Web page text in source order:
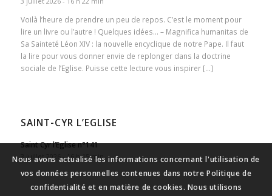
Voilà l’heure de prendre un peu de repos. C’est le moment pour
lire un livre ou l’autre ! Quelques idées… – Magnifica humanitas de
Sa Sainteté Léon XIV : la nouvelle encyclique de notre Pape. Il faut
la lire pour vous donner envie de replonger dans la doctrine
sociale de l’Eglise. Puisse cette lecture vous inspirer […]
SAINT-CYR L’EGLISE
Saint Cyr l’Eglise n°141
3 juillet 2026 - 16 h 15 min
Nous avons actualisé les informations concernant l'utilisation de
vos données personnelles contenues dans notre Politique de
confidentialité et en matière de cookies. Nous utilisons